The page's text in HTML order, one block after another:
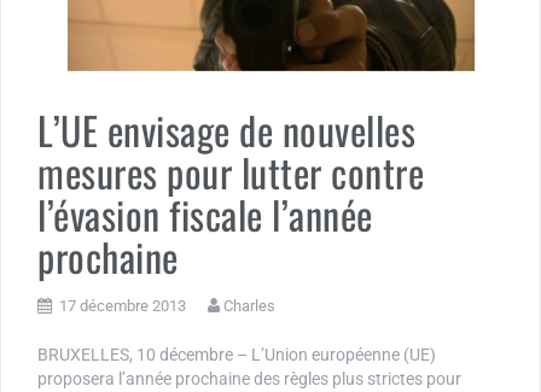
L’UE envisage de nouvelles
mesures pour lutter contre
l’évasion fiscale l’année
prochaine
17 décembre 2013 Charles
BRUXELLES, 10 décembre – L’Union européenne (UE)
proposera l’année prochaine des règles plus strictes pour